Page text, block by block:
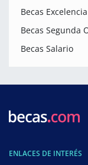
Becas
Becas Segunda
Becas Salario
ENLACES DE INTERÉS